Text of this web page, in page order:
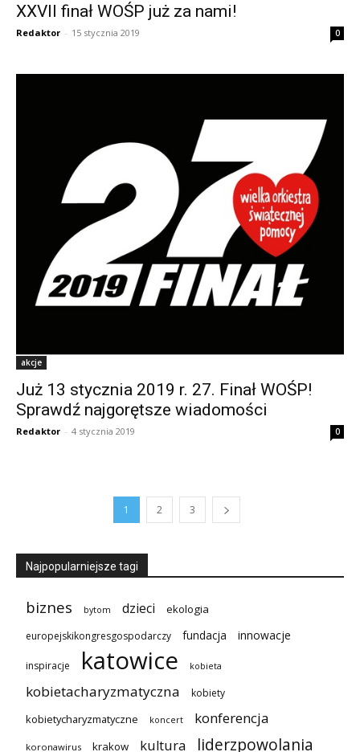
XXVII finał WOŚP już za nami!
Redaktor - 15 stycznia 2019 0
akcje
Już 13 stycznia 2019 r. 27. Finał WOŚP!
Sprawdź najgorętsze wiadomości
Redaktor - 4 stycznia 2019 0
1 2 3
Najpopularniejsze tagi
biznes bytom dzieci ekologia
europejskikongresgospodarczy fundacja innowacje
inspiracje katowice kobieta
kobietacharyzmatyczna kobiety
kobietycharyzmatyczne koncert konferencja
koronawirus krakow kultura liderzpowolania